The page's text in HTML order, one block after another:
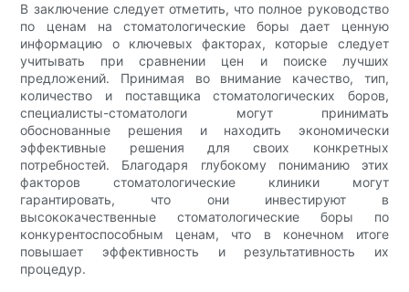
В заключение следует отметить, что полное руководство
по ценам на стоматологические боры дает ценную
информацию о ключевых факторах, которые следует
учитывать при сравнении цен и поиске лучших
предложений. Принимая во внимание качество, тип,
количество и поставщика стоматологических боров,
специалисты-стоматологи могут принимать
обоснованные решения и находить экономически
эффективные решения для своих конкретных
потребностей. Благодаря глубокому пониманию этих
факторов стоматологические клиники могут
гарантировать, что они инвестируют в
высококачественные стоматологические боры по
конкурентоспособным ценам, что в конечном итоге
повышает эффективность и результативность их
процедур.